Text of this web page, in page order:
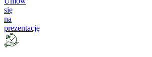
się
na
prezentację